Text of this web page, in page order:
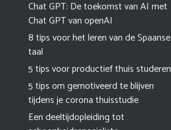
Chat GPT: De toekomst van AI met
Chat GPT van openAI
8 tips voor het leren van de Spaanse
taal
5 tips voor productief thuis studeren
5 tips om gemotiveerd te blijven
tijdens je corona thuisstudie
Een deeltijdopleiding tot